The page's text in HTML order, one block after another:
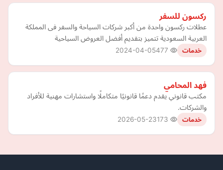
ركسون للسفر
عطلات ركسون واحدة من أكبر شركات السياحة والسفر فى المملكة
العربية السعودية تتميز بتقديم أفضل العروض السياحية
خدمات 2024-04-05
فهد المحامي
مكتب قانوني يقدم دعمًا قانونيًا متكاملًا واستشارات مهنية للأفراد
والشركات.
خدمات 2026-05-23